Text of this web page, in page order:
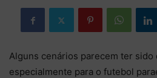
Alguns cenários parecem ter sido
especialmente para o futebol